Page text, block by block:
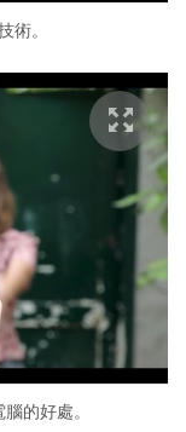
術。
的好處。